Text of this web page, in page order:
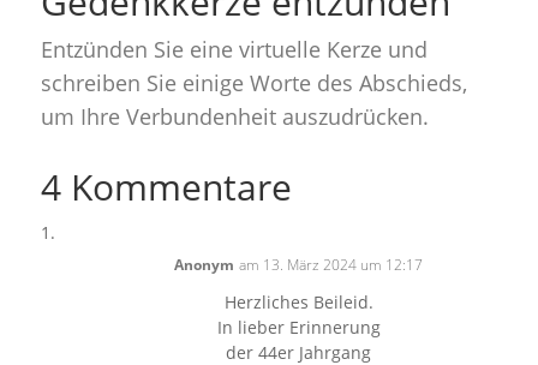
Entzünden Sie eine virtuelle Kerze und
schreiben Sie einige Worte des Abschieds,
um Ihre Verbundenheit auszudrücken.
4 Kommentare
Anonym am 13. März 2024 um 12:17
Herzliches Beileid.
In lieber Erinnerung
der 44er Jahrgang